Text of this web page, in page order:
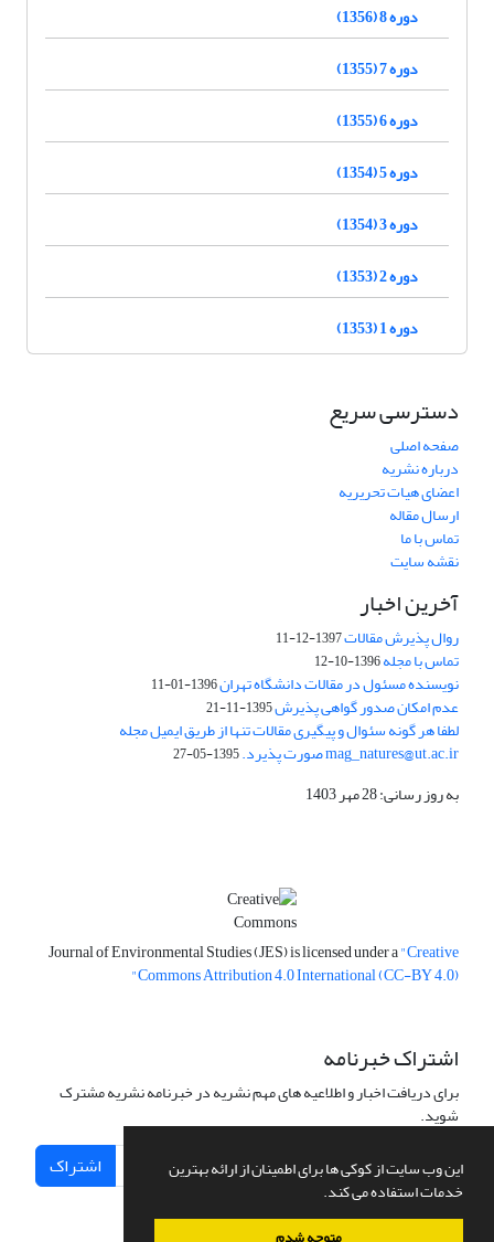
این وب سایت از کوکی ها برای اطمینان از ارائه بهترین
خدمات استفاده می کند.
دوره 8 (1356)
دوره 7 (1355)
دوره 6 (1355)
دوره 5 (1354)
دوره 3 (1354)
دوره 2 (1353)
دوره 1 (1353)
دسترسی سریع
صفحه اصلی
درباره نشریه
اعضای هیات تحریریه
ارسال مقاله
تماس با ما
نقشه سایت
آخرین اخبار
روال پذیرش مقالات1397-12-11
تماس با مجله1396-10-12
نویسنده مسئول در مقالات دانشگاه تهران1396-01-11
عدم امکان صدور گواهی پذیرش1395-11-21
لطفا هر گونه سئوال و پیگیری مقالات تنها از طریق ایمیل مجله
mag_natures@ut.ac.ir صورت پذیرد. 1395-05-27
به روز رسانی: 28 مهر 1403
Journal of Environmental Studies (JES) is licensed under a"Creative
Commons Attribution 4.0 International (CC-BY 4.0)"
اشتراک خبرنامه
برای دریافت اخبار و اطلاعیه های مهم نشریه در خبرنامه نشریه مشترک
شوید.
اشتراک